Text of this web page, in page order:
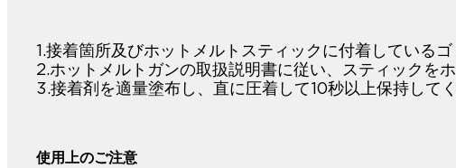
1.接着箇所及びホットメルトスティックに付着している
2.ホットメルトガンの取扱説明書に従い、スティックを
3.接着剤を適量塗布し、直に圧着して10秒以上保持して
使用上のご注意